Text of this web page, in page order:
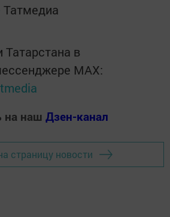
Татмедиа
Татарстана в
MАХ:
на наш Дзен-канал
страницу новости